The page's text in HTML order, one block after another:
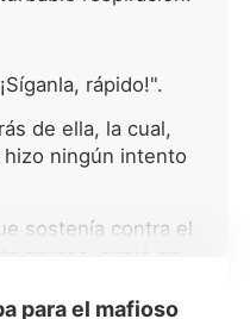
en una de las
no tenía
que era un lobo
y, como resultado, su
del frío Alfa Dakota, el Alfa
de sangre, también
rápido!".
de ella, la cual,
ningún intento
sostenía contra el
gruesa, gimió en
de tanto
para el mafioso